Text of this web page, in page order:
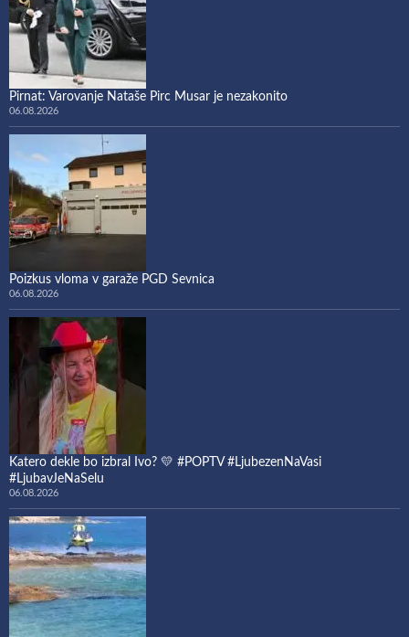
Pirnat: Varovanje Nataše Pirc Musar je nezakonito
06.08.2026
Poizkus vloma v garaže PGD Sevnica
06.08.2026
Katero dekle bo izbral Ivo? 💛 #POPTV #LjubezenNaVasi
#LjubavJeNaSelu
06.08.2026